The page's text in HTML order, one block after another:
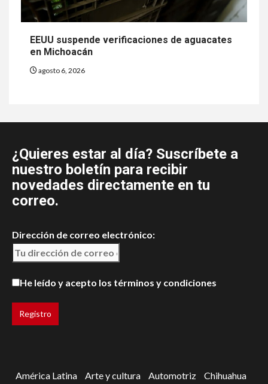
EEUU suspende verificaciones de aguacates
en Michoacán
agosto 6, 2026
¿Quieres estar al día? Suscríbete a
nuestro boletín para recibir
novedades directamente en tu
correo.
Dirección de correo electrónico:
He leído y acepto los términos y condiciones
América Latina Arte y cultura Automotriz
Chihuahua